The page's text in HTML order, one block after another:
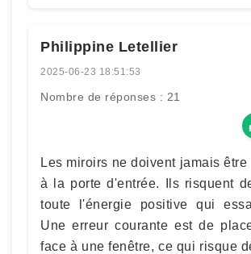
Philippine Letellier
2025-06-23 18:51:53
Nombre de réponses : 21
Les miroirs ne doivent jamais
à la porte d'entrée. Ils risquent
toute l'énergie positive qui
Une erreur courante est de
face à une fenêtre, ce qui risque